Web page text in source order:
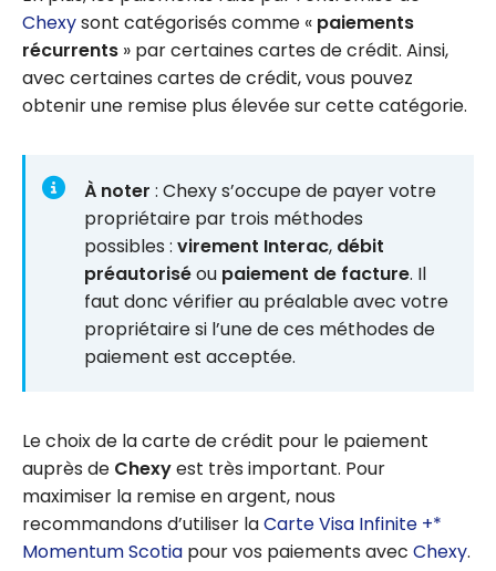
Chexysont catégorisés comme « paiements
récurrents » par certaines cartes de crédit. Ainsi,
avec certaines cartes de crédit, vous pouvez
obtenir une remise plus élevée sur cette catégorie.
À noter : Chexy s’occupe de payer votre
propriétaire par trois méthodes
possibles : virement Interac, débit
préautoriséou paiement de facture. Il
faut donc vérifier au préalable avec votre
propriétaire si l’une de ces méthodes de
paiement est acceptée.
Le choix de la carte de crédit pour le paiement
auprès de Chexyest très important. Pour
maximiser la remise en argent, nous
recommandons d’utiliser laCarte Visa Infinite +*
Momentum Scotia pour vos paiements avec Chexy.